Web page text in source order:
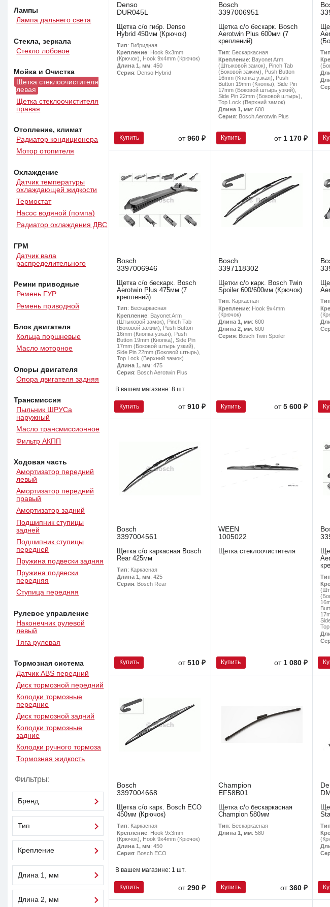
Лампы
Лампа дальнего света
Стекла, зеркала
Стекло лобовое
Мойка и Очистка
Щетка стеклоочистителя
левая
Щетка стеклоочистителя
правая
Отопление, климат
Радиатор кондиционера
Мотор отопителя
Охлаждение
Датчик температуры
охлаждающей жидкости
Термостат
Насос водяной (помпа)
Радиатор охлаждения ДВС
ГРМ
Датчик вала
распределительного
Ремни приводные
Ремень ГУР
Ремень приводной
Блок двигателя
Кольца поршневые
Масло моторное
Опоры двигателя
Опора двигателя задняя
Трансмиссия
Пыльник ШРУСа
наружный
Масло трансмиссионное
Фильтр АКПП
Ходовая часть
Амортизатор передний
левый
Амортизатор передний
правый
Амортизатор задний
Подшипник ступицы
задней
Подшипник ступицы
передней
Пружина подвески задняя
Пружина подвески
передняя
Ступица передняя
Рулевое управление
Наконечник рулевой
левый
Тяга рулевая
Тормозная система
Датчик ABS передний
Диск тормозной передний
Колодки тормозные
передние
Диск тормозной задний
Колодки тормозные
задние
Колодки ручного тормоза
Тормозная жидкость
Фильтры:
Бренд
Тип
Крепление
Длина 1, мм
Длина 2, мм
Denso
DUR045L
Щетка с/о гибр. Denso
Hybrid 450мм (Крючок)
Тип: Гибридная
Крепление: Hook 9x3mm
(Крючок), Hook 9x4mm (Крючок)
Длина 1, мм: 450
Серия: Denso Hybrid
Купить от960 ₽
Bosch
3397006951
Щетка с/о бескарк. Bosch
Aerotwin Plus 600мм (7
креплений)
Тип: Бескаркасная
Крепление: Bayonet Arm
(Штыковой замок), Pinch Tab
(Боковой зажим), Push Button
16mm (Кнопка узкая), Push
Button 19mm (Кнопка), Side Pin
17mm (Боковой штырь узкий),
Side Pin 22mm (Боковой штырь),
Top Lock (Верхний замок)
Длина 1, мм: 600
Серия: Bosch Aerotwin Plus
Купить от 1 170 ₽
Тип
Bosch
3397006946
Щетка с/о бескарк. Bosch
Aerotwin Plus 475мм (7
креплений)
Тип: Бескаркасная
Крепление: Bayonet Arm
(Штыковой замок), Pinch Tab
(Боковой зажим), Push Button
16mm (Кнопка узкая), Push
Button 19mm (Кнопка), Side Pin
17mm (Боковой штырь узкий),
Side Pin 22mm (Боковой штырь),
Top Lock (Верхний замок)
Длина 1, мм: 475
Серия: Bosch Aerotwin Plus
В вашем магазине: 8 шт.
Купить от910 ₽
Bosch
3397118302
Щетки с/о карк. Bosch Twin
Spoiler 600/600мм (Крючок)
Тип: Каркасная
Крепление: Hook 9x4mm
(Крючок)
Длина 1, мм: 600
Длина 2, мм: 600
Серия: Bosch Twin Spoiler
Купить от 5 600 ₽
Тип
Bosch
3397004561
Щетка с/о каркасная Bosch
Rear 425мм
Тип: Каркасная
Длина 1, мм: 425
Серия: Bosch Rear
Купить от510 ₽
WEEN
1005022
Щетка стеклоочистителя
Купить от 1 080 ₽
Тип
Bosch
3397004668
Щетка с/о карк. Bosch ECO
450мм (Крючок)
Тип: Каркасная
Крепление: Hook 9x3mm
(Крючок), Hook 9x4mm (Крючок)
Длина 1, мм: 450
Серия: Bosch ECO
В вашем магазине: 1 шт.
Купить от290 ₽
Champion
EF58B01
Щетка с/о бескаркасная
Champion 580мм
Тип: Бескаркасная
Длина 1, мм: 580
Купить от 360 ₽
Тип